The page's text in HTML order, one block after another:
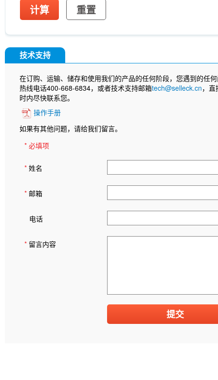
计算 重置
技术支持
在订购、运输、储存和使用我们的产品的任何阶段，您遇到的任
热线电话400-668-6834，或者技术支持邮箱tech@selleck.cn，
时内尽快联系您。
操作手册
如果有其他问题，请给我们留言。
* 必填项
* 姓名
* 邮箱
电话
* 留言内容